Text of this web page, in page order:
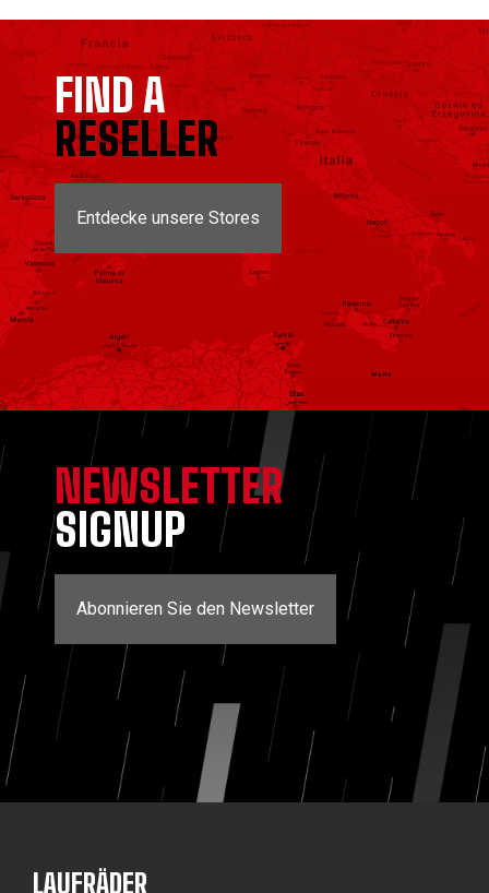
FIND A
RESELLER
Entdecke unsere Stores
NEWSLETTER
SIGNUP
Abonnieren Sie den Newsletter
LAUFRÄDER